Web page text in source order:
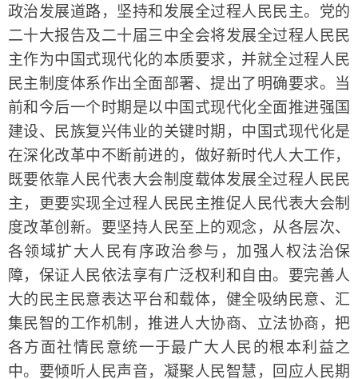
政治发展道路，坚持和发展全过程人民民主。党的
二十大报告及二十届三中全会将发展全过程人民民
主作为中国式现代化的本质要求，并就全过程人民
民主制度体系作出全面部署、提出了明确要求。当
前和今后一个时期是以中国式现代化全面推进强国
建设、民族复兴伟业的关键时期，中国式现代化是
在深化改革中不断前进的，做好新时代人大工作，
既要依靠人民代表大会制度载体发展全过程人民民
主，更要实现全过程人民民主推促人民代表大会制
度改革创新。要坚持人民至上的观念，从各层次、
各领域扩大人民有序政治参与，加强人权法治保
障，保证人民依法享有广泛权利和自由。要完善人
大的民主民意表达平台和载体，健全吸纳民意、汇
集民智的工作机制，推进人大协商、立法协商，把
各方面社情民意统一于最广大人民的根本利益之
中。要倾听人民声音，凝聚人民智慧，回应人民期